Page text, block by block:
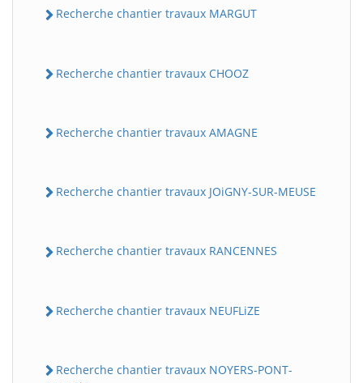
Recherche chantier travaux MARGUT
Recherche chantier travaux CHOOZ
Recherche chantier travaux AMAGNE
Recherche chantier travaux JOiGNY-SUR-MEUSE
Recherche chantier travaux RANCENNES
Recherche chantier travaux NEUFLiZE
Recherche chantier travaux NOYERS-PONT-